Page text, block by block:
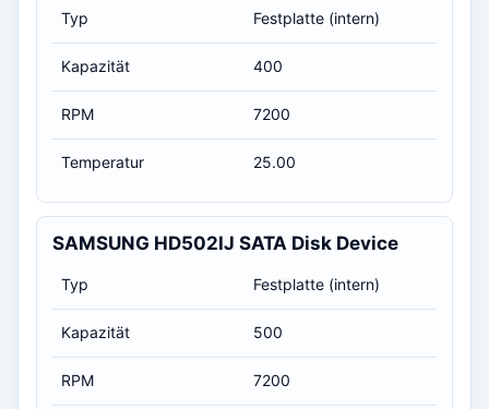
Typ Festplatte (intern)
Kapazität 400
RPM 7200
Temperatur 25.00
SAMSUNG HD502IJ SATA Disk Device
Typ Festplatte (intern)
Kapazität 500
RPM 7200